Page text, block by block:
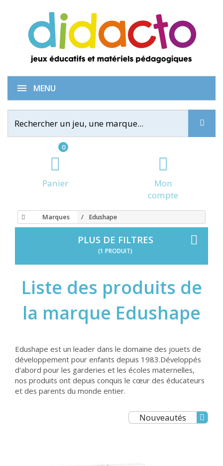
0
Panier
Mon
compte
MENU
Marques Edushape
PLUS DE FILTRES
(1 PRODUIT)
Liste des produits de
la marque Edushape
Edushape est un leader dans le domaine des jouets de
développement pour enfants depuis 1983.Développés
d'abord pour les garderies et les écoles maternelles,
nos produits ont depuis conquis le cœur des éducateurs
et des parents du monde entier.
Nouveautés